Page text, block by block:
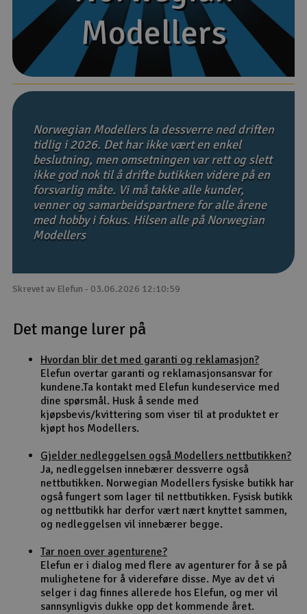
Båter
Droner
Droner for FPV
Fly
Helikopter
Kamerautstyr
Modellbygging, LEGO & byggesett
Outlet
Radioutstyr
Raketter
Smarthjem, lek & hobby
Solenergi
Sparkesykler & elkjøretøy
Gavekort
Modellers
Modellers
Norwegian Modellers la dessverre ned driften
tidlig i 2026. Det har ikke vært en enkel
beslutning, men omsetningen var rett og slett
ikke god nok til å drifte butikken videre på en
forsvarlig måte. Vi må takke alle kunder,
venner og samarbeidspartnere for alle årene
med hobby i fokus. Hilsen alle på Norwegian
Modellers
Skrevet av Elefun - 03.06.2026 12:10:59
Det mange lurer på
Hvordan blir det med garanti og reklamasjon?
Elefun overtar garanti og reklamasjonsansvar for
kundene.Ta kontakt med Elefun kundeservice med
dine spørsmål. Husk å sende med
kjøpsbevis/kvittering som viser til at produktet er
kjøpt hos Modellers.
Gjelder nedleggelsen også Modellers nettbutikken?
Ja, nedleggelsen innebærer dessverre også
nettbutikken. Norwegian Modellers fysiske butikk har
også fungert som lager til nettbutikken. Fysisk butikk
og nettbutikk har derfor vært nært knyttet sammen,
og nedleggelsen vil innebærer begge.
Tar noen over agenturene?
Elefun er i dialog med flere av agenturer for å se på
mulighetene for å videreføre disse. Mye av det vi
selger i dag finnes allerede hos Elefun, og mer vil
sannsynligvis dukke opp det kommende året.